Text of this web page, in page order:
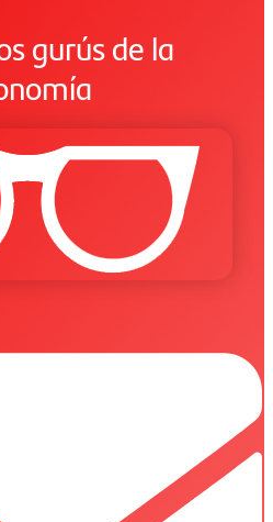
gurús de la